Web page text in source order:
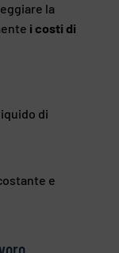
la
i costi di
di
e